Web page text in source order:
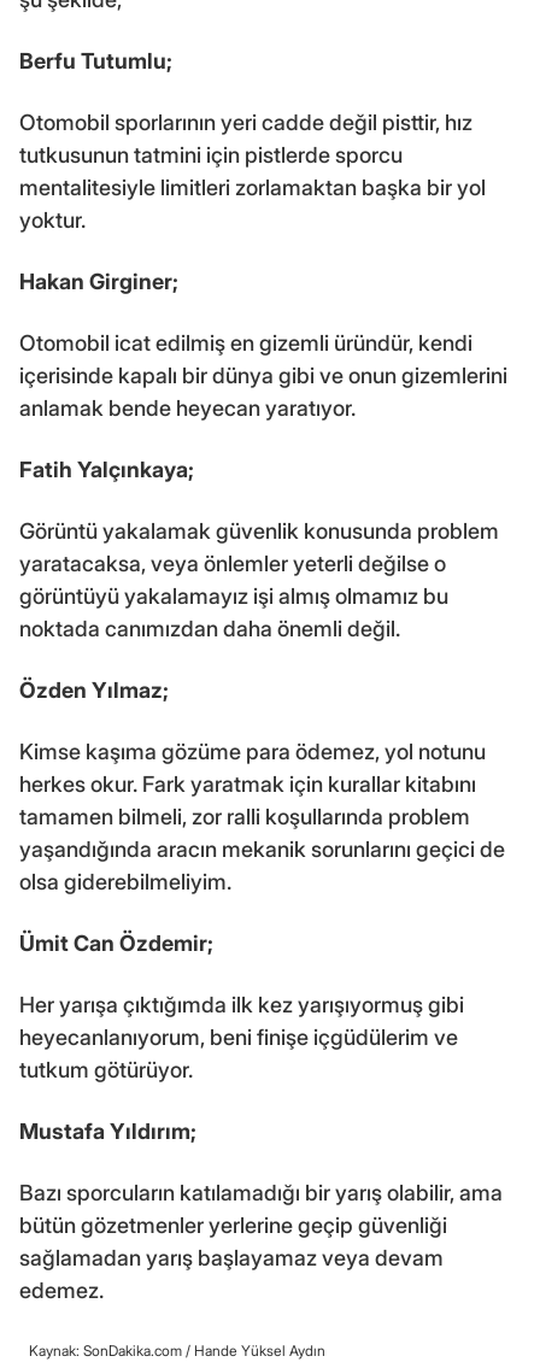
Berfu Tutumlu;
Otomobil sporlarının yeri cadde değil pisttir, hız
tutkusunun tatmini için pistlerde sporcu
mentalitesiyle limitleri zorlamaktan başka bir yol
yoktur.
Hakan Girginer;
Otomobil icat edilmiş en gizemli üründür, kendi
içerisinde kapalı bir dünya gibi ve onun gizemlerini
anlamak bende heyecan yaratıyor.
Fatih Yalçınkaya;
Görüntü yakalamak güvenlik konusunda problem
yaratacaksa, veya önlemler yeterli değilse o
görüntüyü yakalamayız işi almış olmamız bu
noktada canımızdan daha önemli değil.
Özden Yılmaz;
Kimse kaşıma gözüme para ödemez, yol notunu
herkes okur. Fark yaratmak için kurallar kitabını
tamamen bilmeli, zor ralli koşullarında problem
yaşandığında aracın mekanik sorunlarını geçici de
olsa giderebilmeliyim.
Ümit Can Özdemir;
Her yarışa çıktığımda ilk kez yarışıyormuş gibi
heyecanlanıyorum, beni finişe içgüdülerim ve
tutkum götürüyor.
Mustafa Yıldırım;
Bazı sporcuların katılamadığı bir yarış olabilir, ama
bütün gözetmenler yerlerine geçip güvenliği
sağlamadan yarış başlayamaz veya devam
edemez.
Kaynak: SonDakika.com / Hande Yüksel Aydın